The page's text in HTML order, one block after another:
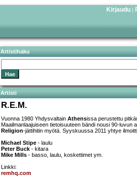
Kirjaudu |
Artistihaku
Artisti
R.E.M.
Vuonna 1980 Yhdysvaltain Athensissa perustettu
Maailmanlaajuiseen tietoisuuteen bändi nousi 90-luvun
Religion-jättihitin myötä. Syyskuussa 2011 yhtye
Michael Stipe - laulu
Peter Buck - kitara
Mike Mills - basso, laulu, koskettimet ym.
Linkki:
remhq.com